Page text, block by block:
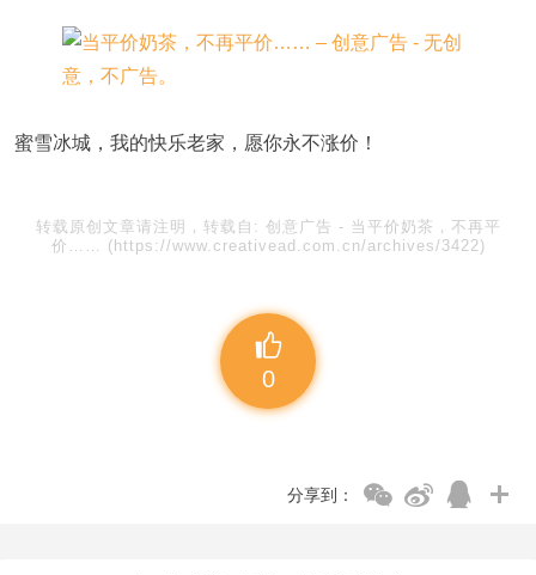
蜜雪冰城，我的快乐老家，愿你永不涨价！
转载原创文章请注明，转载自: 创意广告 - 当平价奶茶，不再平
价…… (https://www.creativead.com.cn/archives/3422)
0
分享到：